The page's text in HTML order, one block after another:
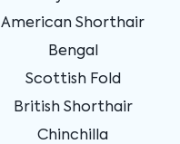
American Shorthair
Bengal
Scottish Fold
British Shorthair
Chinchilla